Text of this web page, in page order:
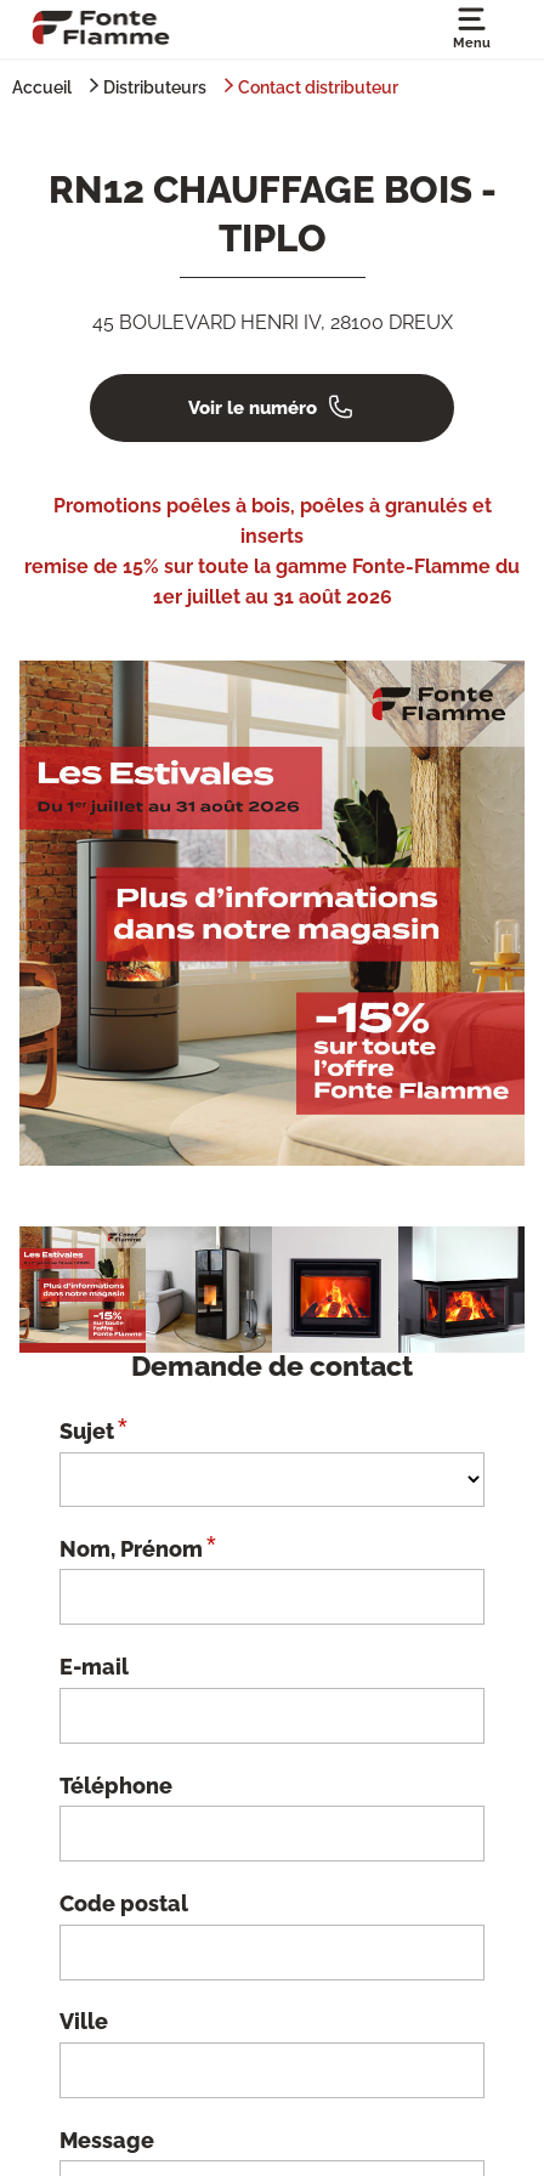
Menu
Accueil Distributeurs Contact distributeur
RN12 CHAUFFAGE BOIS -
TIPLO
45 BOULEVARD HENRI IV, 28100 DREUX
Voir le numéro
Promotions poêles à bois, poêles à granulés et
inserts
remise de 15% sur toute la gamme Fonte-Flamme du
1er juillet au 31 août 2026
Demande de contact
Sujet*
Nom, Prénom*
E-mail
Téléphone
Code postal
Ville
Message